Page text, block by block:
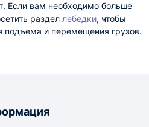
Если вам необходимо больше
раздел лебедки, чтобы
подъема и перемещения грузов.